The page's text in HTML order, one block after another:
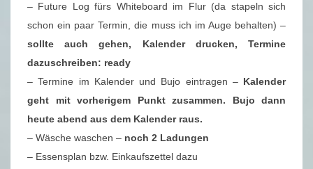
– Future Log fürs Whiteboard im Flur (da stapeln sich
schon ein paar Termin, die muss ich im Auge behalten) –
sollte auch gehen, Kalender drucken, Termine
dazuschreiben: ready
– Termine im Kalender und Bujo eintragen – Kalender
geht mit vorherigem Punkt zusammen. Bujo dann
heute abend aus dem Kalender raus.
– Wäsche waschen – noch 2 Ladungen
– Essensplan bzw. Einkaufszettel dazu